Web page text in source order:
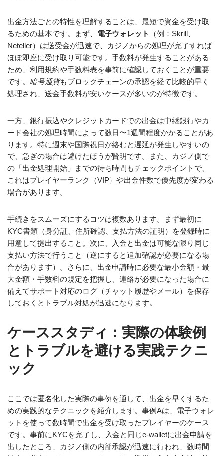
出金方法ごとの特性を理解することは、最短で資金を受け取
るための基本です。まず、 電子ウォレット
（例：Skrill、
Neteller）は送受金が迅速で、カジノからの処理が完了すれば
ほぼ即座に受け取り可能です。手数料が発生することがある
ため、利用規約や手数料表を事前に確認しておくことが重要
です。 暗号通貨もブロックチェーンの承認を経て比較的早く
処理され、送金手数料が安いケースが多いのが特徴です。
一方、銀行振込やクレジットカードでの出金は中継銀行やカ
ード会社の処理時間によって数日〜1週間程度かかることがあ
ります。特に週末や国際祝日が絡むと遅延が発生しやすいの
で、急ぎの場合は避けたほうが賢明です。また、カジノ側で
の「出金処理開始」までの待ち時間もチェックポイントで、
これはプレイヤーランク（VIP）や出金件数で優先度が変わる
場合があります。
手続きをスムーズにするコツは複数あります。まず最初に
KYC書類（身分証、住所確認、支払方法の証明）を登録時に
用意して提出すること。次に、入金と出金は可能な限り同じ
支払い方法で行うこと（逆にすると追加確認が必要になる場
合があります）。さらに、出金申請時に必要な最小金額・最
大金額・手数料の規定を把握し、連絡が必要になった場合に
備えてサポート対応のログ（チャット履歴やメール）を保存
しておくとトラブル対処が迅速になります。
ケーススタディ：実際の体験例
とトラブルを避ける実践テクニ
ック
ここでは匿名化した実際の事例を通して、出金を早くするた
めの実践的なテクニックを紹介します。事例Aは、電子ウォレ
ットを使って数時間で出金を受け取ったプレイヤーのケース
です。事前にKYCを完了し、入金と同じe-walletに出金申請を
出したところ、カジノ側の内部承認が迅速に行われ、数時間